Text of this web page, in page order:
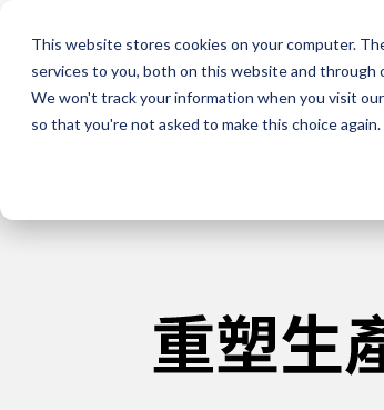
This website stores cookies on your computer.
services to you, both on this website and through
We won't track your information when you visit
so that you're not asked to make this choice again.
首頁 產品 解決方案